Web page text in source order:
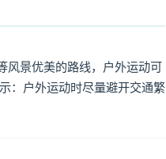
风景优美的路线，户外运动可
：户外运动时尽量避开交通繁